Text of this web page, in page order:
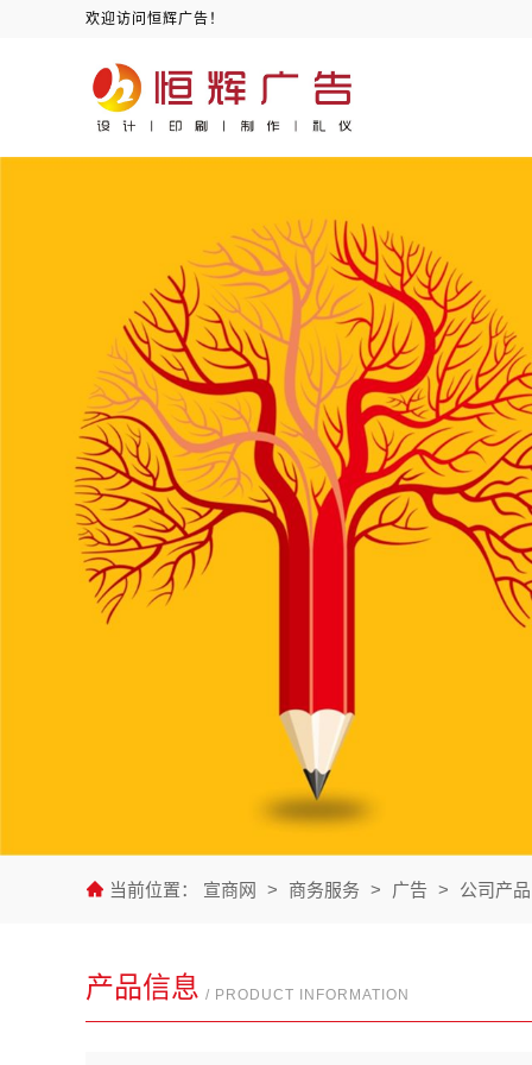
欢迎访问恒辉广告！
当前位置： 宣商网 > 商务服务 > 广告 > 公司产品
产品信息 / PRODUCT INFORMATION